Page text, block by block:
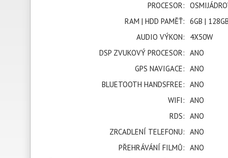
PROCESOR:
RAM | HDD PAMĚŤ: 6GB |
AUDIO VÝKON:
4X50W
DSP ZVUKOVÝ PROCESOR: ANO
GPS NAVIGACE: ANO
BLUETOOTH HANDSFREE: ANO
WIFI: ANO
RDS: ANO
ZRCADLENÍ TELEFONU: ANO
PŘEHRÁVÁNÍ FILMŮ: ANO